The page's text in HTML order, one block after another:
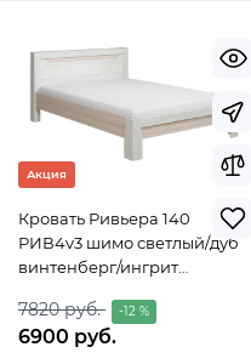
Акция
Кровать Ривьера 140
РИВ4v3 шимо светлый/дуб
винтенберг/ингрит
7820 руб. -12 %
6900 руб.